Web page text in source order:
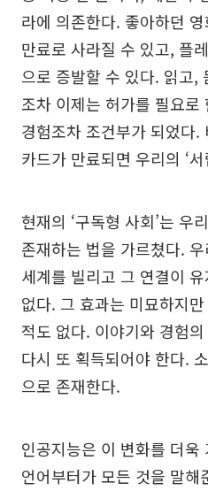
라에 의존한다. 좋아하던
만료로 사라질 수 있고, 플
으로 증발할 수 있다. 읽고,
조차 이제는 허가를 필요
경험조차 조건부가 되었다
카드가 만료되면 우리의 ‘
현재의 ‘구독형 사회’는 우
존재하는 법을 가르쳤다.
세계를 빌리고 그 연결이
없다. 그 효과는 미묘하지
적도 없다. 이야기와 경험
다시 또 획득되어야 한다.
으로 존재한다.
인공지능은 이 변화를 더욱
언어부터가 모든 것을 말해